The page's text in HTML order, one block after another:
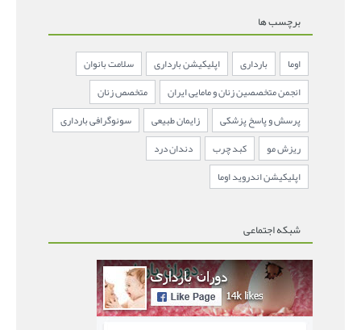
برچسب ها
اوما بارداری اپلیکیشن بارداری
سلامت بانوان
انجمن متخصصین زنان و مامایی ایران
متخصص زنان
پرسش و پاسخ پزشکی
زایمان طبیعی
سونوگرافی بارداری
ریزش مو
کبد چرب
دندان درد
اپلیکیشن اندروید اوما
شبکه اجتماعی